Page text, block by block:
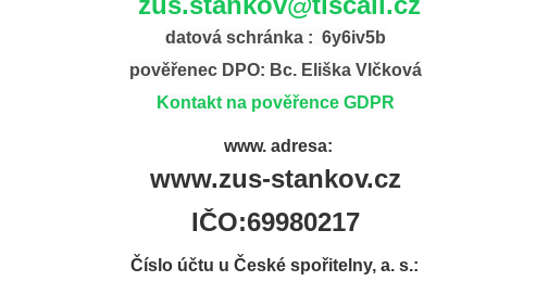
datová schránka : 6y6iv5b
pověřenec DPO: Bc. Eliška Vlčková
Kontakt na pověřence GDPR
www. adresa:
www.zus-stankov.cz
IČO:69980217
Číslo účtu u České spořitelny, a. s.: